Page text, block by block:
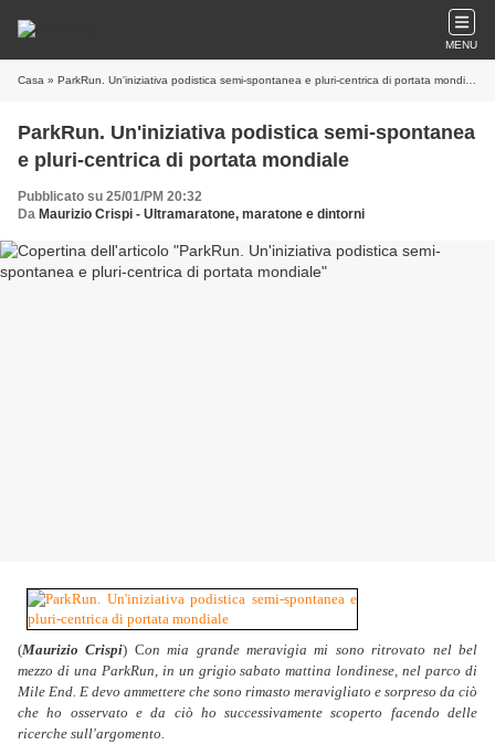
MENU
Casa » ParkRun. Un'iniziativa podistica semi-spontanea e pluri-centrica di portata mondiale
ParkRun. Un'iniziativa podistica semi-spontanea
e pluri-centrica di portata mondiale
Pubblicato su 25/01/PM 20:32
Da Maurizio Crispi - Ultramaratone, maratone e dintorni
(Maurizio Crispi) Con mia grande meravigia mi sono ritrovato nel bel
mezzo di una ParkRun, in un grigio sabato mattina londinese, nel parco di
Mile End. E devo ammettere che sono rimasto meravigliato e sorpreso da ciò
che ho osservato e da ciò ho successivamente scoperto facendo delle
ricerche sull'argomento.